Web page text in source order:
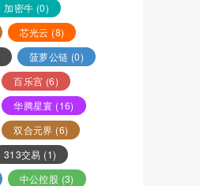
加密牛 (0)
芯光云 (8)
菠萝公链 (0)
百乐宫 (6)
华腾星寰 (16)
双合元界 (6)
313交易 (1)
中公控股 (3)